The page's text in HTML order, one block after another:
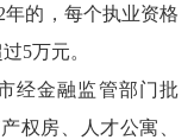
的，每个执业资格
5万元。
经金融监管部门批
权房、人才公寓、